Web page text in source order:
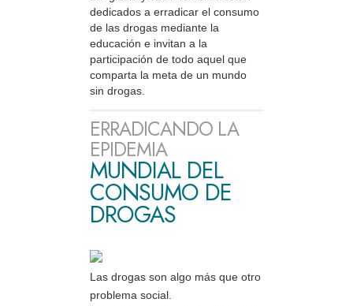
dedicados a erradicar el consumo
de las drogas mediante la
educación e invitan a la
participación de todo aquel que
comparta la meta de un mundo
sin drogas.
ERRADICANDO LA
EPIDEMIA
MUNDIAL DEL
CONSUMO DE
DROGAS
Las drogas son algo más que otro
problema social.